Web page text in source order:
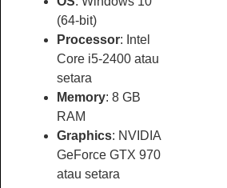
(64-bit)
Processor: Intel
Core i5-2400 atau
setara
Memory: 8 GB
RAM
Graphics: NVIDIA
GeForce GTX 970
atau setara